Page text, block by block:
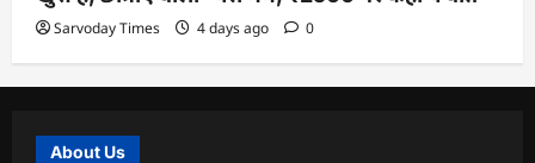
Sarvoday Times 4 days ago 0
About Us